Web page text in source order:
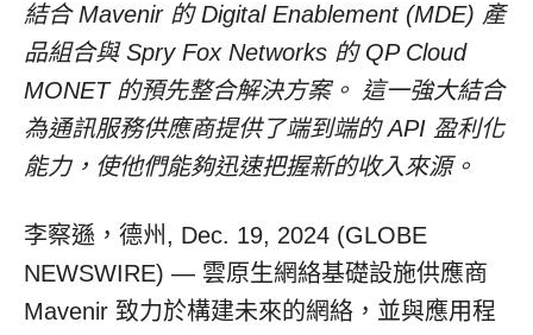
結合 Mavenir 的 Digital Enablement (MDE) 產
品組合與 Spry Fox Networks 的 QP Cloud
MONET 的預先整合解決方案。 這一強大結合
為通訊服務供應商提供了端到端的 API 盈利化
能力，使他們能夠迅速把握新的收入來源。
李察遜，德州, Dec. 19, 2024 (GLOBE
NEWSWIRE) — 雲原生網絡基礎設施供應商
Mavenir 致力於構建未來的網絡，並與應用程